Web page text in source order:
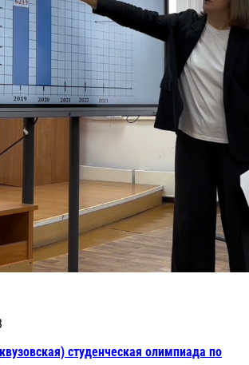
студенческая олимпиада по